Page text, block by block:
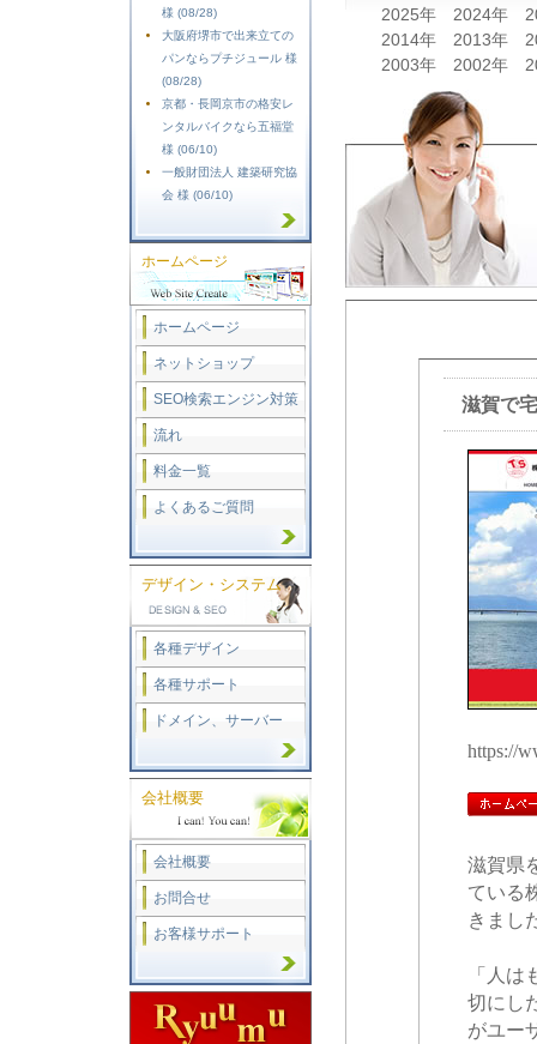
2025年
2024年
2014年
2013年
2003年
2002年
滋賀で
https://
滋賀県
ている
きまし
「人
切にし
がユー
様 (08/28)
大阪府堺市で出来立ての
パンならプチジュール 様
(08/28)
京都・長岡京市の格安レ
ンタルバイクなら五福堂
様 (06/10)
一般財団法人 建築研究協
会 様 (06/10)
ホームページ
ホームページ
ネットショップ
SEO検索エンジン対策
流れ
料金一覧
よくあるご質問
デザイン・システム
各種デザイン
各種サポート
ドメイン、サーバー
会社概要
会社概要
お問合せ
お客様サポート